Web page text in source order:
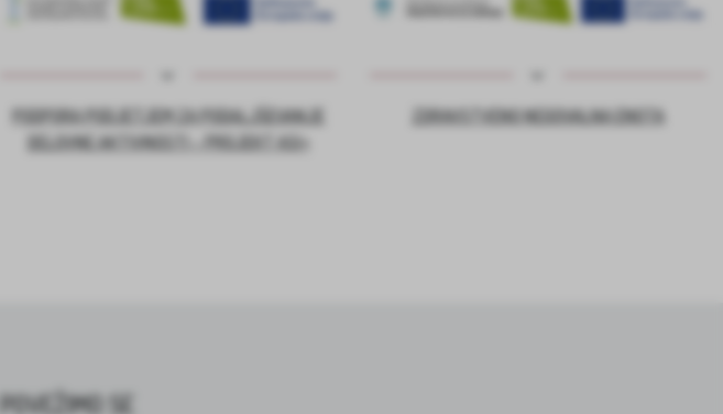
PODPORA PODJETJEM ZA PODALJŠEVANJE
DELOVNE AKTIVNOSTI – PROJEKT ASI+
ZDRAVSTVENO NEGOVALNA ENOTA
POVEŽIMO SE